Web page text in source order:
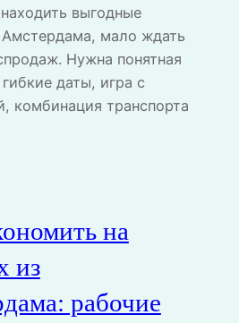
выгодные
мало ждать
Нужна понятная
гибкие даты, игра с
комбинация транспорта
на
из
рабочие